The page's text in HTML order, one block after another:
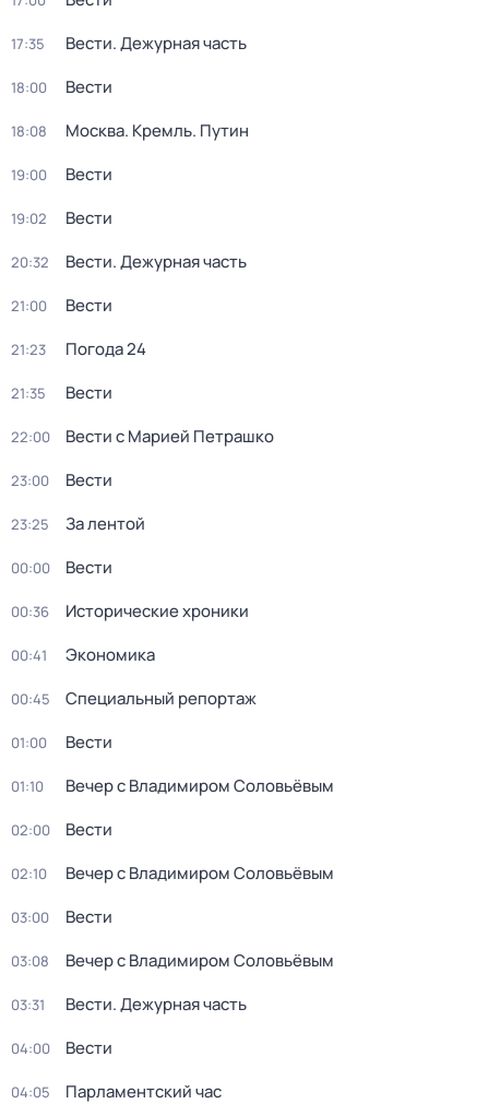
17:35 Вести. Дежурная часть
18:00 Вести
18:08 Москва. Кремль. Путин
19:00 Вести
19:02 Вести
20:32 Вести. Дежурная часть
21:00 Вести
21:23 Погода 24
21:35 Вести
22:00 Вести с Марией Петрашко
23:00 Вести
23:25 За лентой
00:00 Вести
00:36 Исторические хроники
00:41 Экономика
00:45 Специальный репортаж
01:00 Вести
01:10 Вечер с Владимиром Соловьёвым
02:00 Вести
02:10 Вечер с Владимиром Соловьёвым
03:00 Вести
03:08 Вечер с Владимиром Соловьёвым
03:31 Вести. Дежурная часть
04:00 Вести
04:05 Парламентский час